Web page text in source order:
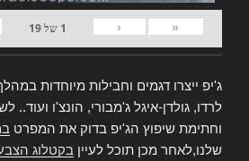
«
‹
1 של19
ג'יפ ייצרו דגמים וחבילות מיוחדות
לרדו, גולדן-איגל ג'מבורי, הונצ'ו ועוד..
וחתימת שיפוץ הג'יפ בדוק את המפרט
שלנו,לאחר מכן תוכל לעיין בקטלוג